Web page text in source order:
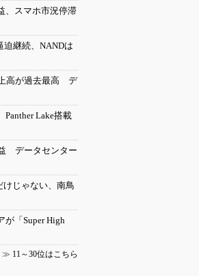
、スマホ市況停滞
継続、NANDは
高が過去最高 デ
Panther Lake搭載
データセンター
じゃない、南鳥
「Super High
≫ 11～30位はこちら